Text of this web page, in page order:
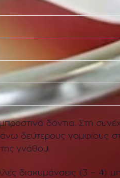
δόντια. Στη
δεύτερους γομφίους
γνάθου.
διακυμάνσεις (3 – 4)